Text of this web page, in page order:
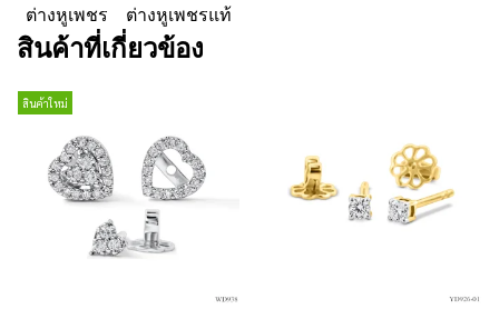
ต่างหูเพชร ต่างหูเพชรแท้
สินค้าที่เกี่ยวข้อง
สินค้าใหม่